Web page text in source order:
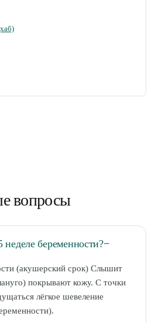
вопросы
беременности?−
(акушерский срок) Слышит
покрывают кожу. С точки
лёгкое шевеление